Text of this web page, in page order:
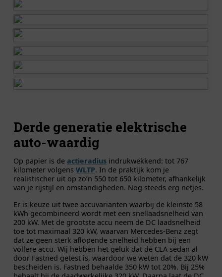
Derde generatie elektrische
auto-waardig
Op papier is de actieradius indrukwekkend: tot 767
kilometer volgens WLTP. In de praktijk kom je
realistischer uit op zo’n 550 tot 650 kilometer, afhankelijk
van je rijstijl en omstandigheden. Nog steeds erg netjes.
Er is keuze uit twee accuvarianten waarbij de kleinste 58
kWh gecombineerd wordt met een snellaadsnelheid van
200 kW. Met de grootste accu neem de DC laadsnelheid
toe tot maximaal 320 kW, waarvan Mercedes-Benz zegt
dat ze geen sterk aflopende snelheid hebben bij een
vollere accu. Wij hebben het geluk dat de CLA sedan al
door Fastned getest is, waardoor we weten dat de 320 kW
bescheiden is. Fastned behaalde 350 kW tot 20%. Bij 25%